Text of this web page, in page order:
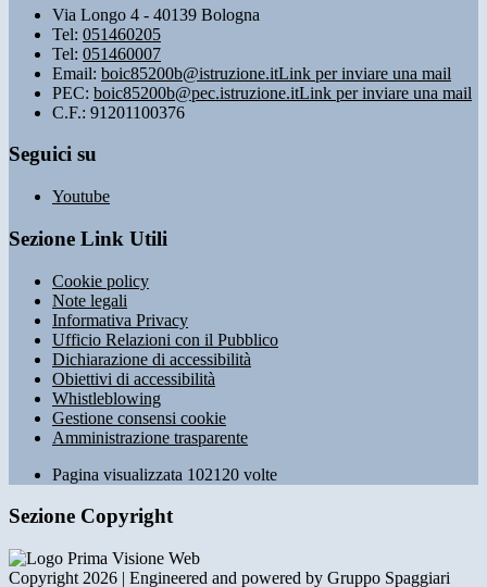
Via Longo 4 - 40139 Bologna
Tel: 051460205
Tel: 051460007
Email: boic85200b@istruzione.itLink per inviare una mail
PEC: boic85200b@pec.istruzione.itLink per inviare una mail
C.F.: 91201100376
Seguici su
Youtube
Sezione Link Utili
Cookie policy
Note legali
Informativa Privacy
Ufficio Relazioni con il Pubblico
Dichiarazione di accessibilità
Obiettivi di accessibilità
Whistleblowing
Gestione consensi cookie
Amministrazione trasparente
Pagina visualizzata 102120 volte
Sezione Copyright
Copyright 2026 | Engineered and powered by Gruppo Spaggiari